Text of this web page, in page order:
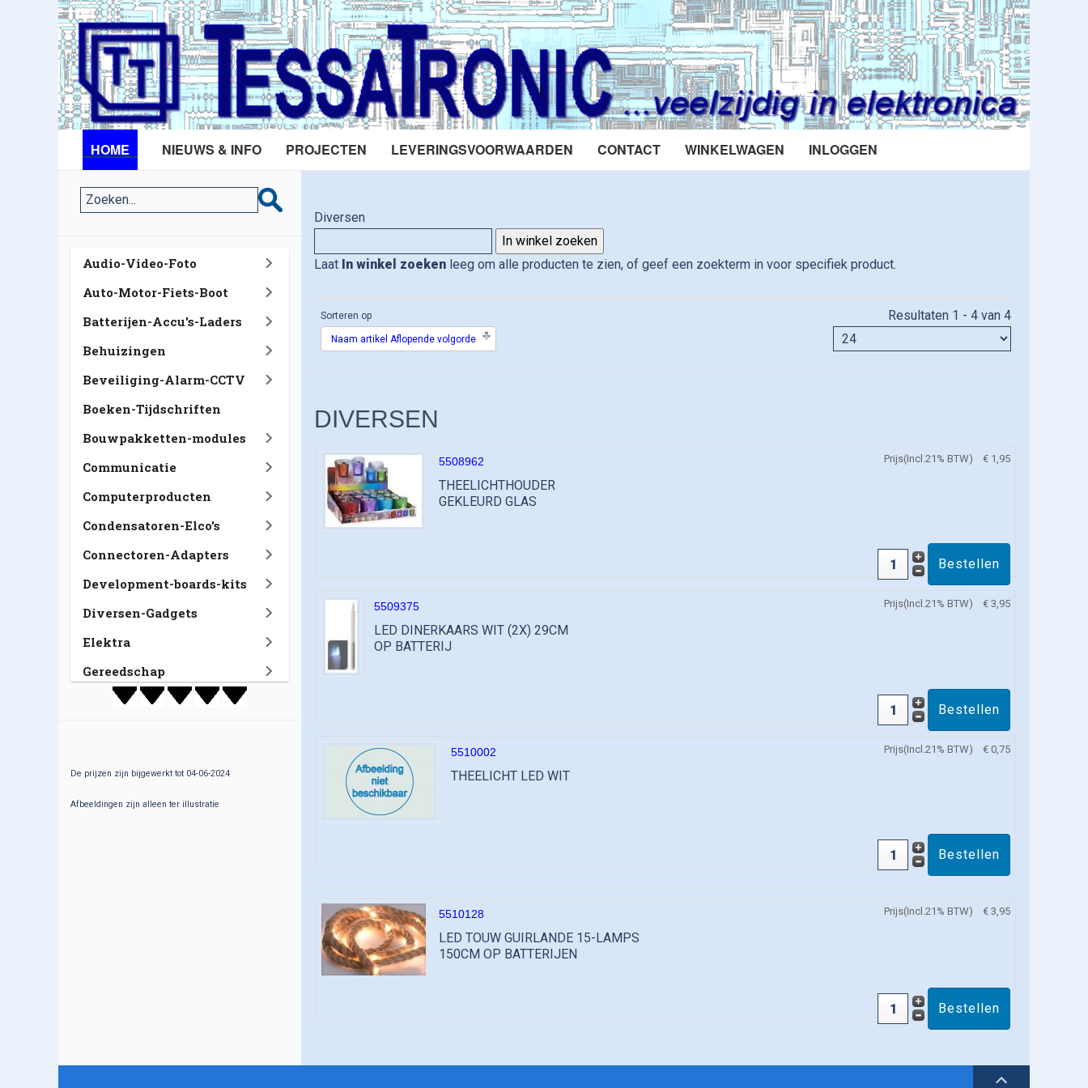
HOME NIEUWS & INFO PROJECTEN LEVERINGSVOORWAARDEN CONTACT WINKELWAGEN INLOGGEN
Diversen
Laat In winkel zoeken leeg om alle producten te zien, of geef een zoekterm in voor specifiek product.
Sorteren op
Naam artikel Aflopende volgorde
Resultaten 1 - 4 van 4
DIVERSEN
5508962
THEELICHTHOUDER
GEKLEURD GLAS
Prijs(Incl.21% BTW) € 1,95
5509375
LED DINERKAARS WIT (2X) 29CM
OP BATTERIJ
Prijs(Incl.21% BTW) € 3,95
5510002
THEELICHT LED WIT
Prijs(Incl.21% BTW) € 0,75
5510128
LED TOUW GUIRLANDE 15-LAMPS
150CM OP BATTERIJEN
Prijs(Incl.21% BTW) € 3,95
Audio-Video-Foto
Auto-Motor-Fiets-Boot
Batterijen-Accu's-Laders
Behuizingen
Beveiliging-Alarm-CCTV
Boeken-Tijdschriften
Bouwpakketten-modules
Communicatie
Computerproducten
Condensatoren-Elco's
Connectoren-Adapters
Development-boards-kits
Diversen-Gadgets
Elektra
Gereedschap
GSM-Tablet-Navigatie
De prijzen zijn bijgewerkt tot 04-06-2024
Afbeeldingen zijn alleen ter illustratie